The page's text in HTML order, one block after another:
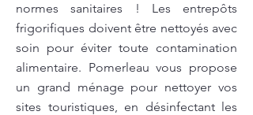
normes sanitaires ! Les entrepôts
frigorifiques doivent être nettoyés avec
soin pour éviter toute contamination
alimentaire. Pomerleau vous propose
un grand ménage pour nettoyer vos
sites touristiques, en désinfectant les